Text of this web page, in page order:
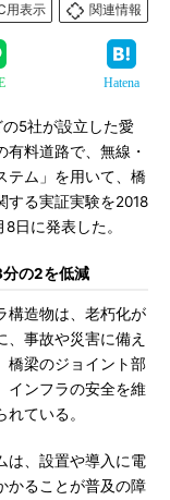
用表示
関連情報
Hatena
5社が設立した愛
料道路で、無線・
テム」を用いて、橋
する実証実験を2018
日に発表した。
の2を低減
構造物は、老朽化が
事故や災害に備え
橋梁のジョイント部
インフラの安全を維
ている。
は、設置や導入に電
かることが普及の障